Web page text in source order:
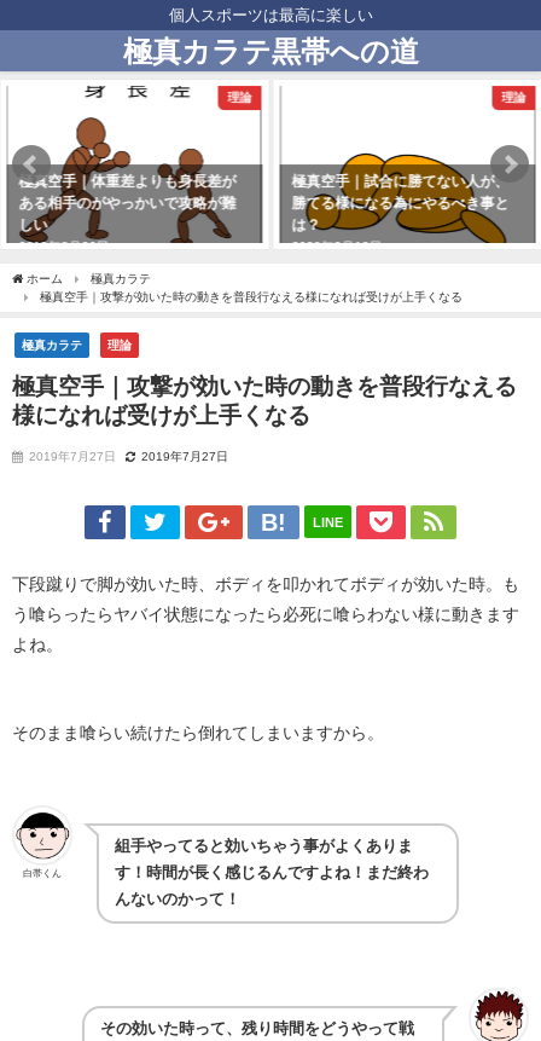
個人スポーツは最高に楽しい
極真カラテ黒帯への道
理論
よりも身長差が
かいで攻略が難
極真空手｜試合に勝てない人が、
勝てる様になる為にやるべき事と
は？
2020年2月12日
極真カラテ｜
体の中に軸を
る？分かり易
2019年4月30日
ホーム
極真カラテ
極真空手｜攻撃が効いた時の動きを普段行なえる様になれば受けが上手くなる
極真カラテ 理論
極真空手｜攻撃が効いた時の動きを普段行なえる
様になれば受けが上手くなる
2019年7月27日 2019年7月27日
LINE
下段蹴りで脚が効いた時、ボディを叩かれてボディが効いた時。も
う喰らったらヤバイ状態になったら必死に喰らわない様に動きます
よね。
そのまま喰らい続けたら倒れてしまいますから。
白帯くん
組手やってると効いちゃう事がよくありま
す！時間が長く感じるんですよね！まだ終わ
んないのかって！
その効いた時って、残り時間をどうやって戦